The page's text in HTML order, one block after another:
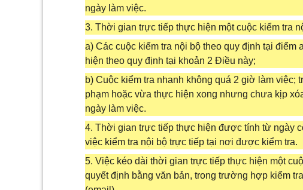
ngày làm việc.
3. Thời gian trực tiếp thực hiện một cuộc kiểm tra
a) Các cuộc kiểm tra nội bộ theo quy định tại
hiện theo quy định tại khoản 2 Điều này;
b) Cuộc kiểm tra nhanh không quá 2 giờ làm
phạm hoặc vừa thực hiện xong nhưng chưa kịp
ngày làm việc.
4. Thời gian trực tiếp thực hiện được tính từ ngày
việc kiểm tra nội bộ trực tiếp tại nơi được kiểm tra.
5. Việc kéo dài thời gian trực tiếp thực hiện một
quyết định bằng văn bản, trong trường hợp kiểm